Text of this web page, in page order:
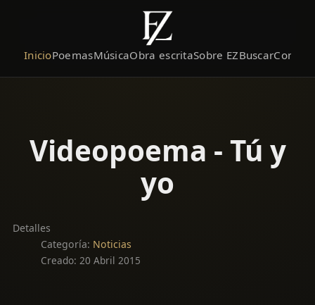
InicioPoemasMúsicaObra escritaSobre EZBuscar
Videopoema - Tú y
yo
Detalles
Categoría: Noticias
Creado: 20 Abril 2015